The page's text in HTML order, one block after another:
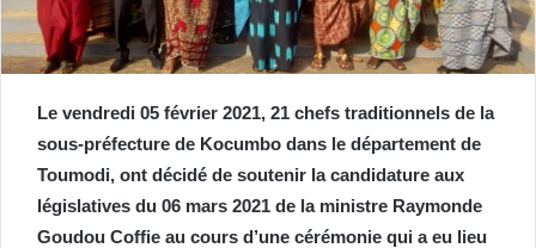
Le vendredi 05 février 2021, 21 chefs traditionnels de la
sous-préfecture de Kocumbo dans le département de
Toumodi, ont décidé de soutenir la candidature aux
législatives du 06 mars 2021 de la ministre Raymonde
Goudou Coffie au cours d’une cérémonie qui a eu lieu